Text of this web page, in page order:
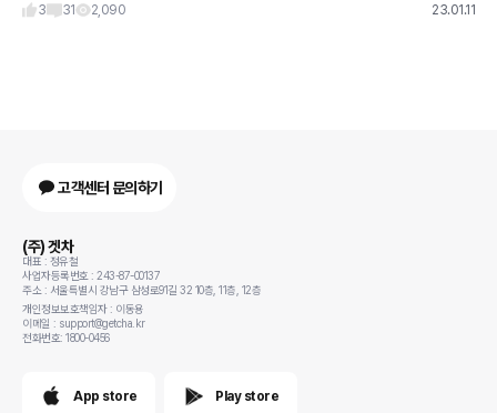
3
31 2,090 23.01.11
고객센터 문의하기
(주) 겟차
대표 : 정유철
사업자등록번호 : 243-87-00137
주소 : 서울특별시 강남구 삼성로91길 32 10층, 11층, 12층
개인정보보호책임자 : 이동용
이메일 : support@getcha.kr
전화번호: 1800-0456
App store Play store